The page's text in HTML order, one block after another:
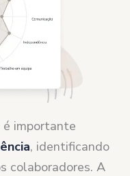
é importante
, identificando
colaboradores. A